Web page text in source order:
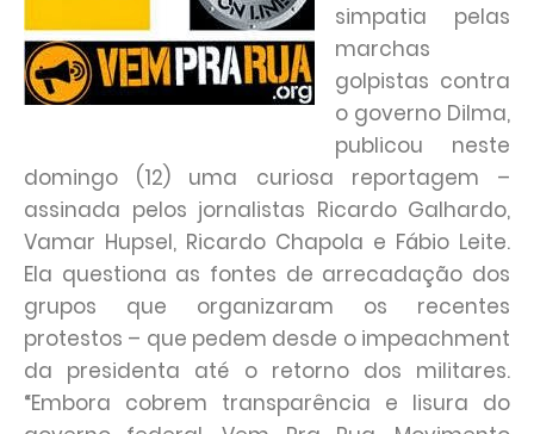
simpatia pelas
marchas
golpistas contra
o governo Dilma,
publicou neste
domingo (12) uma curiosa reportagem –
assinada pelos jornalistas Ricardo Galhardo,
Vamar Hupsel, Ricardo Chapola e Fábio Leite.
Ela questiona as fontes de arrecadação dos
grupos que organizaram os recentes
protestos – que pedem desde o impeachment
da presidenta até o retorno dos militares.
“Embora cobrem transparência e lisura do